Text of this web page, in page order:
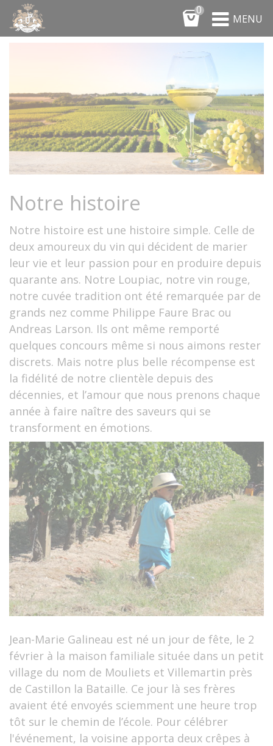
0
MENU
Notre histoire
Notre histoire est une histoire simple. Celle de
deux amoureux du vin qui décident de marier
leur vie et leur passion pour en produire depuis
quarante ans. Notre Loupiac, notre vin rouge,
notre cuvée tradition ont été remarquée par de
grands nez comme Philippe Faure Brac ou
Andreas Larson. Ils ont même remporté
quelques concours même si nous aimons rester
discrets. Mais notre plus belle récompense est
la fidélité de notre clientèle depuis des
décennies, et l’amour que nous prenons chaque
année à faire naître des saveurs qui se
transforment en émotions.
Jean-Marie Galineau est né un jour de fête, le 2
février à la maison familiale située dans un petit
village du nom de Mouliets et Villemartin près
de Castillon la Bataille. Ce jour là ses frères
avaient été envoyés sciemment une heure trop
tôt sur le chemin de l’école. Pour célébrer
l'événement, la voisine apporta deux crêpes à
Panneau de gestion des cookies